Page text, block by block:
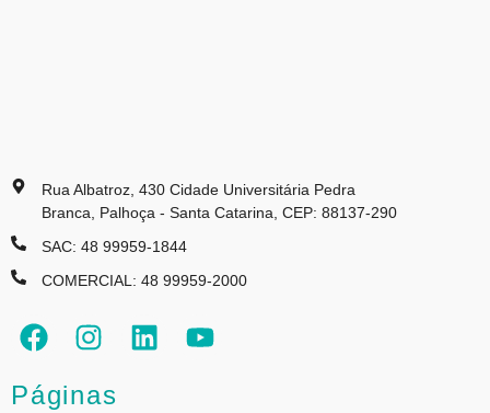
Rua Albatroz, 430 Cidade Universitária Pedra
Branca, Palhoça - Santa Catarina, CEP: 88137-290
SAC: 48 99959-1844
COMERCIAL: 48 99959-2000
Páginas